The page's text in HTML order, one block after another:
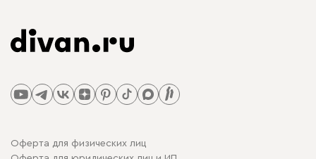
Оферта для физических лиц